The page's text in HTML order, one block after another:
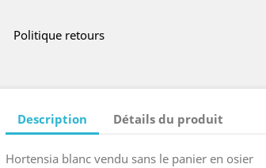
Politique retours
Description Détails du produit
Hortensia blanc vendu sans le panier en osier